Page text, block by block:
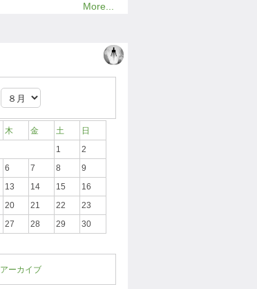
More...
木 金 土
日
1
2
6 7 8
9
13 14 15
16
20 21 22
23
27 28 29
30
アーカイブ